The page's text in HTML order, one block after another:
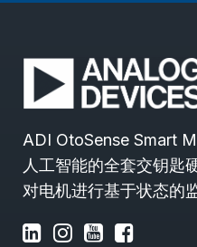
ADI OtoSense Smart
人工智能的全套交钥匙
对电机进行基于状态的